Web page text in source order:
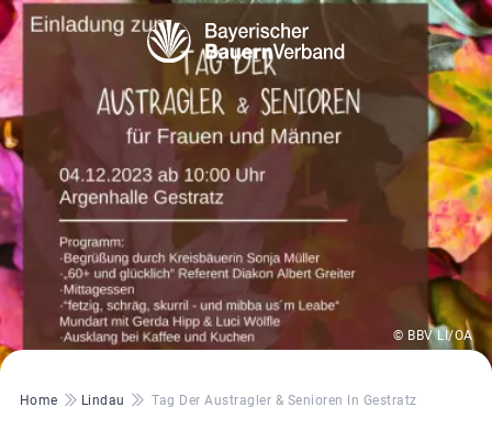
© BBV LI/OA
Pfadnavigation
Home Lindau Tag Der Austragler & Senioren In Gestratz